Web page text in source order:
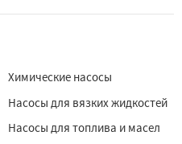
Химические насосы
Насосы для вязких жидкостей
Насосы для топлива и масел